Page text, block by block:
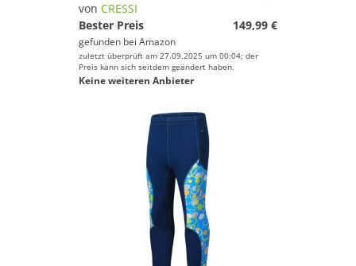
von CRESSI
Bester Preis
149,99 €
gefunden bei Amazon
zuletzt überprüft am 27.09.2025 um 00:04; der
Preis kann sich seitdem geändert haben.
Keine weiteren Anbieter